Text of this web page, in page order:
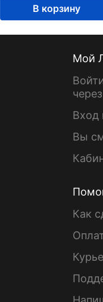
В корзину
Мой
Вход
Вы
Как